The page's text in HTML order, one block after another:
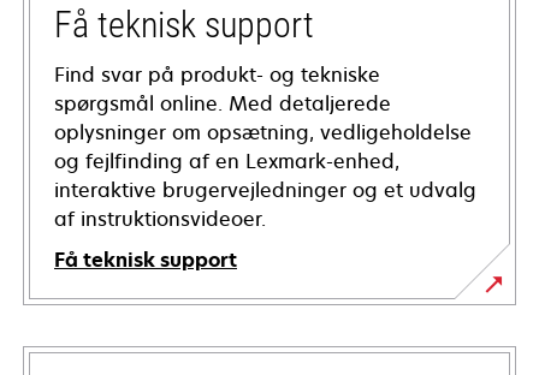
Få teknisk support
Find svar på produkt- og tekniske
spørgsmål online. Med detaljerede
oplysninger om opsætning, vedligeholdelse
og fejlfinding af en Lexmark-enhed,
interaktive brugervejledninger og et udvalg
af instruktionsvideoer.
Få teknisk support
opens
in